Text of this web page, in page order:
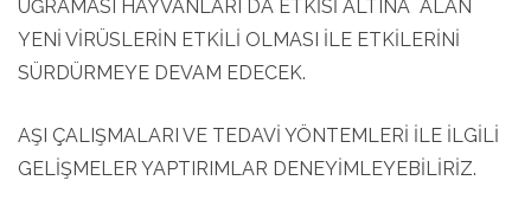
UĞRAMASI HAYVANLARI DA ETKİSİ ALTINA ALAN
YENİ VİRÜSLERİN ETKİLİ OLMASI İLE ETKİLERİNİ
SÜRDÜRMEYE DEVAM EDECEK.
AŞI ÇALIŞMALARI VE TEDAVİ YÖNTEMLERİ İLE İLGİLİ
GELİŞMELER YAPTIRIMLAR DENEYİMLEYEBİLİRİZ.